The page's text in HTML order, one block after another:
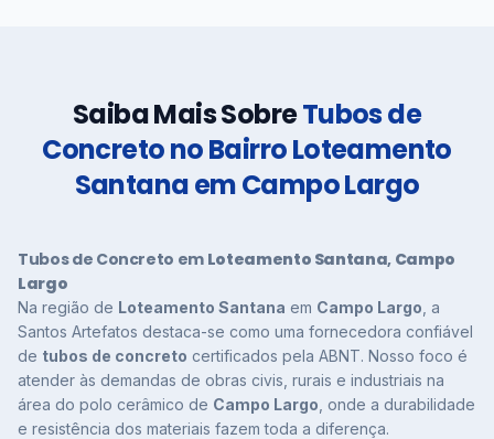
Saiba Mais SobreTubos de
Concreto no Bairro Loteamento
Santana em Campo Largo
Tubos de Concreto em Loteamento Santana, Campo
Largo
Na região de Loteamento Santana em Campo Largo , a
Santos Artefatos destaca-se como uma fornecedora confiável
de tubos de concreto certificados pela ABNT. Nosso foco é
atender às demandas de obras civis, rurais e industriais na
área do polo cerâmico de Campo Largo , onde a durabilidade
e resistência dos materiais fazem toda a diferença.